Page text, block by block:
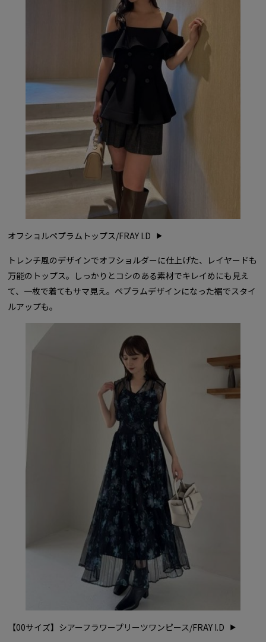
オフショルペプラムトップス/FRAY I.D
トレンチ風のデザインでオフショルダーに仕上げた、レイヤードも
万能のトップス。しっかりとコシのある素材でキレイめにも見え
て、一枚で着てもサマ見え。ペプラムデザインになった裾でスタイ
ルアップも。
【00サイズ】シアーフラワープリーツワンピース/FRAY I.D